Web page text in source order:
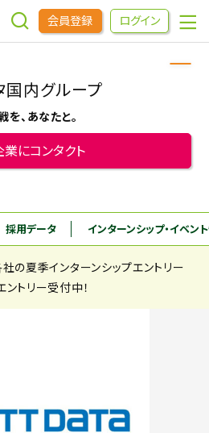
会員登録 ログイン
ベントをさがす
す
内グループ
、あなたと。
業にコンタクト
採用データ インターンシップ・イベン
の夏季インターンシップエントリー
トリー受付中！